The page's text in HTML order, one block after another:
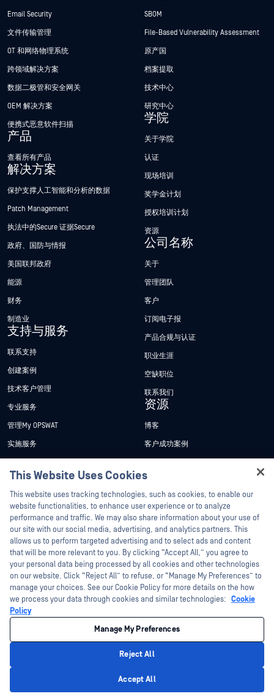
Email Security
文件传输管理
OT 和网络物理系统
跨领域解决方案
数据二极管和安全网关
OEM 解决方案
便携式恶意软件扫描
产品
查看所有产品
解决方案
保护支撑人工智能和分析的数据
Patch Management
执法中的Secure 证据Secure
政府、国防与情报
美国联邦政府
能源
财务
制造业
支持与服务
联系支持
创建案例
技术客户管理
专业服务
管理My OPSWAT
实施服务
技术文档
培训
漏洞计划
合作伙伴
认证
技术合作伙伴
渠道合作伙伴计划
SBOM
File-Based Vulnerability Assessment
原产国
档案提取
技术中心
研究中心
学院
关于学院
认证
现场培训
奖学金计划
授权培训计划
资源
公司名称
关于
管理团队
客户
订阅电子报
产品合规与认证
职业生涯
空缺职位
联系我们
资源
博客
客户成功案例
新闻报道
活动
网络研讨会
产品型录
白皮书
免费工具
©2026OPSWAT . 保留所有权利。OPSWAT、MetaDefender、Metascan、
MetaAccess、OPSWAT 、"不信任文件，不信任设备"、"OPSWAT "、"保护全球关
键基础设施"、"Deep CDR™技术"、"InQuest"、"InQuest标
识"、"DFI"、"RetroHunt"、"深度文件检测"及"加入追踪"OPSWAT 的商标。第三方
管理 Cookie 偏好
This Website Uses Cookies
This website uses tracking technologies, such as cookies, to enable our
website functionalities, to enhance user experience or to analyze
performance and traffic. We may also share information about your use of
our site with our social media, advertising, and analytics partners. This
allows us to perform targeted advertising and to select ads and content
that will be more relevant to you. By clicking “Accept All,” you agree to
your personal data being processed by all cookies and other technologies
on our website. Click “Reject All” to refuse, or “Manage My Preferences” to
manage your choices. See our Cookie Policy for more details on the how
we process your data through cookies and similar technologies: Cookie
Policy
Manage My Preferences
Reject All
Accept All
Hey there!
I'm Ozzy, your OPSWAT virtual assistant.
How can I help you secure what's critical
today?